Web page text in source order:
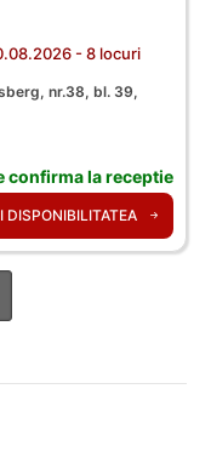
- 8 locuri
nr.38, bl. 39,
confirma la receptie
DISPONIBILITATEA